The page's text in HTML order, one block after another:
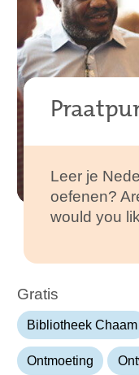
Leer je
oefenen?
would you
Gratis
Bibliotheek Chaam
Ontmoeting